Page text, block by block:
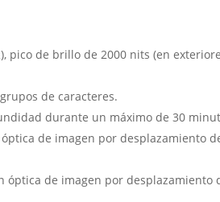
pico de brillo de 2000 nits (en
de caracteres.
durante un máximo de 30
de imagen por desplazamiento
de imagen por desplazamiento